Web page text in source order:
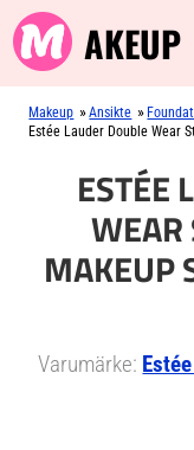
AKEUP
Makeup »Ansikte »
Estée Lauder Double Wear
ESTÉE
WEAR
MAKEUP
Varumärke: